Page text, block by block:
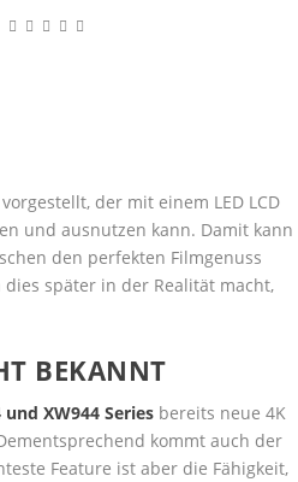
der mit einem LED LCD
und ausnutzen kann. Damit kann
den perfekten Filmgenuss
später in der Realität macht,
BEKANNT
XW944 Series bereits neue 4K
kommt auch der
Feature ist aber die Fähigkeit,